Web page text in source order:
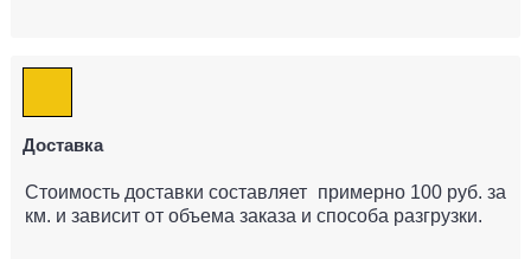
Доставка
Стоимость доставки составляет примерно 100 руб. за
км. и зависит от объема заказа и способа разгрузки.